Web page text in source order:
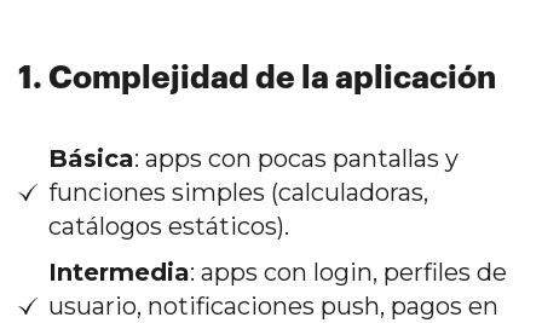
1. Complejidad de la aplicación
Básica: apps con pocas pantallas y
funciones simples (calculadoras,
catálogos estáticos).
Intermedia: apps con login, perfiles de
usuario, notificaciones push, pagos en